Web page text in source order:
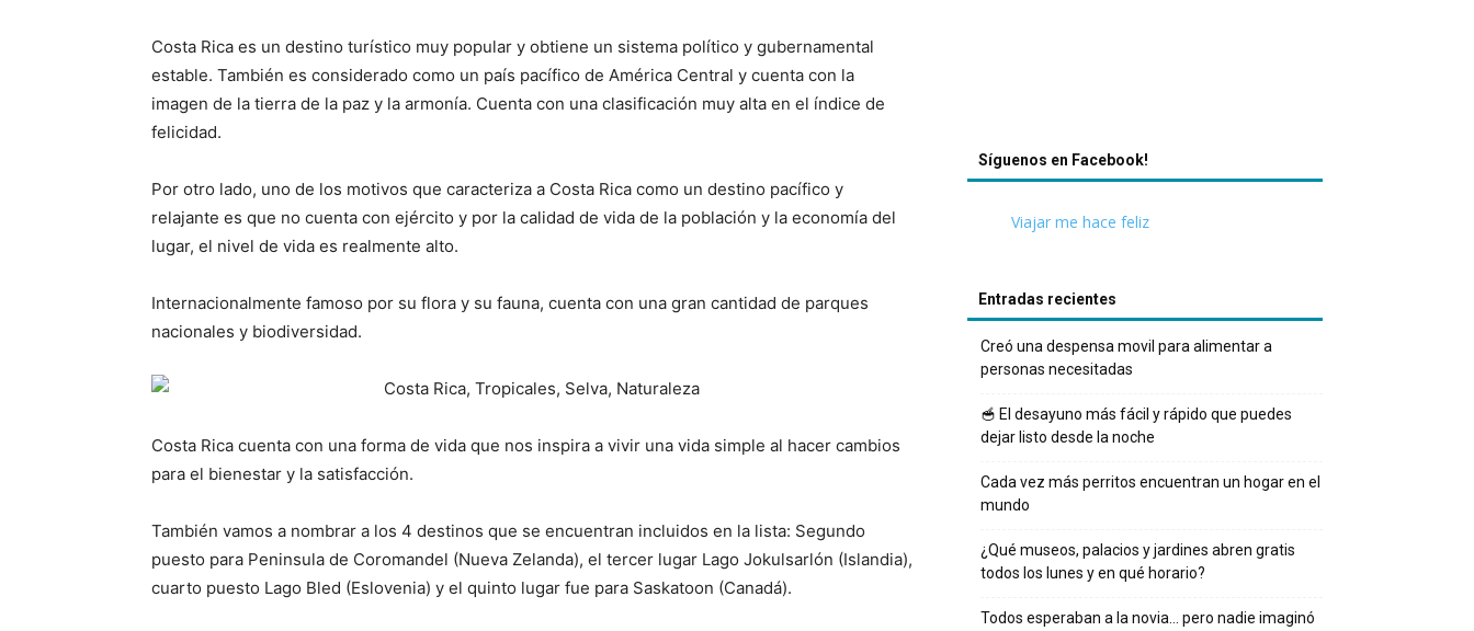
Costa Rica es un destino turístico muy popular y obtiene un sistema político y gubernamental
estable. También es considerado como un país pacífico de América Central y cuenta con la
imagen de la tierra de la paz y la armonía. Cuenta con una clasificación muy alta en el índice de
felicidad.
Por otro lado, uno de los motivos que caracteriza a Costa Rica como un destino pacífico y
relajante es que no cuenta con ejército y por la calidad de vida de la población y la economía del
lugar, el nivel de vida es realmente alto.
Internacionalmente famoso por su flora y su fauna, cuenta con una gran cantidad de parques
nacionales y biodiversidad.
Costa Rica cuenta con una forma de vida que nos inspira a vivir una vida simple al hacer cambios
para el bienestar y la satisfacción.
También vamos a nombrar a los 4 destinos que se encuentran incluidos en la lista: Segundo
puesto para Peninsula de Coromandel (Nueva Zelanda), el tercer lugar Lago Jokulsarlón (Islandia),
cuarto puesto Lago Bled (Eslovenia) y el quinto lugar fue para Saskatoon (Canadá).
Síguenos en Facebook!
Viajar me hace feliz
Entradas recientes
Creó una despensa movil para alimentar a
personas necesitadas
🥣 El desayuno más fácil y rápido que puedes
dejar listo desde la noche
Cada vez más perritos encuentran un hogar en el
mundo
¿Qué museos, palacios y jardines abren gratis
todos los lunes y en qué horario?
Todos esperaban a la novia… pero nadie imaginó